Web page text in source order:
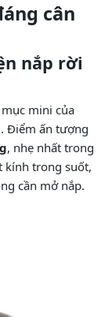
cân
nắp rời
mini của
. Điểm ấn tượng
, nhẹ nhất trong
kính trong suốt,
cần mở nắp.